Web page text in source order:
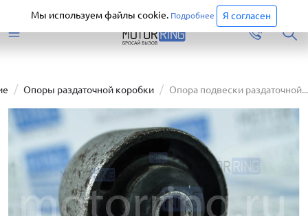
Перейти
Опоры раздаточной коробки Опора подвески раздаточной...
Мы используем файлы cookie. Подробнее Я согласен